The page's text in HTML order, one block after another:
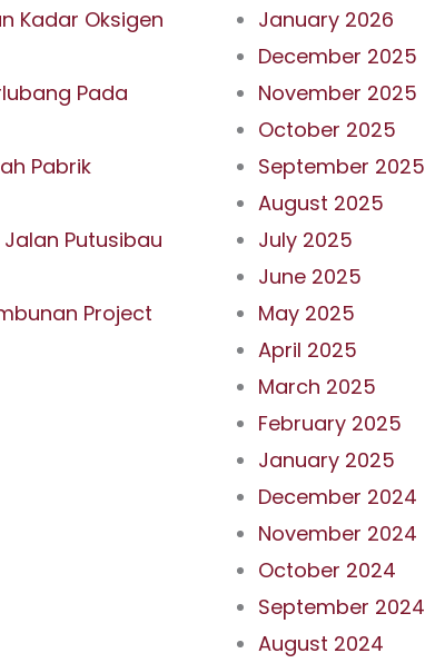
Kadar Oksigen
Pada
Pabrik
Putusibau
Project
January 2026
December 2025
November 2025
October 2025
September 2025
August 2025
July 2025
June 2025
May 2025
April 2025
March 2025
February 2025
January 2025
December 2024
November 2024
October 2024
September 2024
August 2024